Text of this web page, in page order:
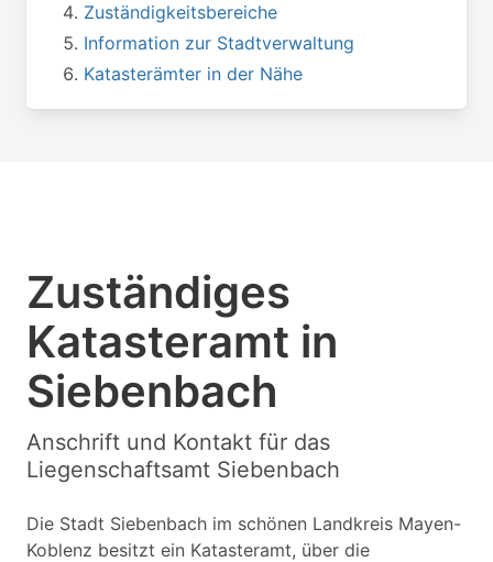
Zuständigkeitsbereiche
Information zur Stadtverwaltung
Katasterämter in der Nähe
Zuständiges
Katasteramt in
Siebenbach
Anschrift und Kontakt für das
Liegenschaftsamt Siebenbach
Die Stadt Siebenbach im schönen Landkreis Mayen-
Koblenz besitzt ein Katasteramt, über die